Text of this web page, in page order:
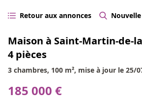
Retour aux annonces
Maison à Saint-Martin-de-
4 pièces
3 chambres, 100 m², mise à jour le 25/
185 000 €